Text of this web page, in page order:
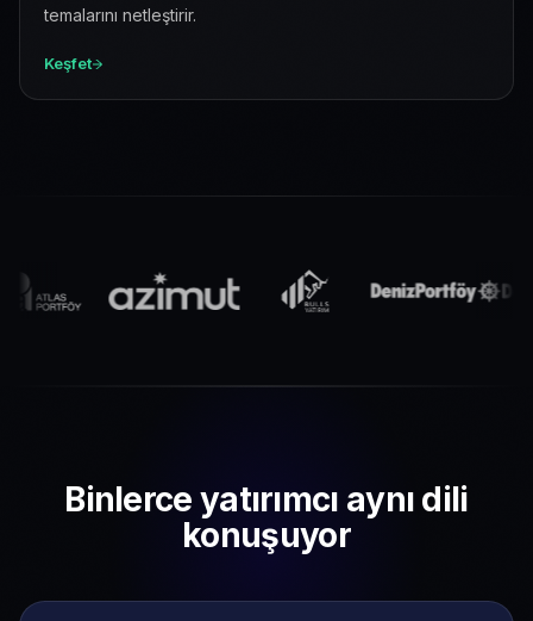
temalarını netleştirir.
Keşfet
Binlerce yatırımcı aynı dili
konuşuyor